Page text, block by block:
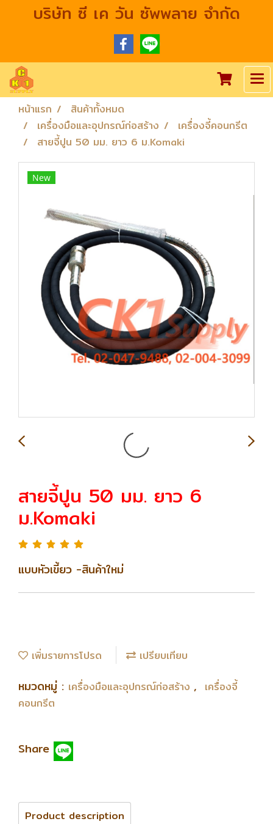
บริษัท ซี เค วัน ซัพพลาย จำกัด
หน้าแรก
สินค้าทั้งหมด
เครื่องมือและอุปกรณ์ก่อสร้าง
เครื่องจี้คอนกรีต
สายจี้ปูน 50 มม. ยาว 6 ม.Komaki
New
สายจี้ปูน 50 มม. ยาว 6
ม.Komaki
แบบหัวเขี้ยว -สินค้าใหม่
เพิ่มรายการโปรด เปรียบเทียบ
หมวดหมู่ : เครื่องมือและอุปกรณ์ก่อสร้าง , เครื่องจี้
คอนกรีต
Share
Product description